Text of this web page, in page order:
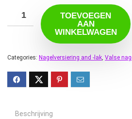
TOEVOEGEN
AAN
WINKELWAGEN
Categories: Nagelversiering and -lak, Valse
Beschrijving